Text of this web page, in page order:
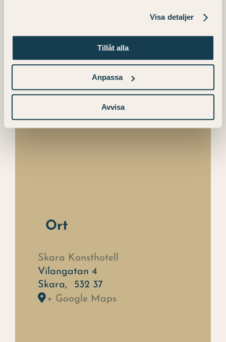
Visa detaljer
Tillåt alla
Anpassa
Avvisa
info.konst@julahotell.se
Ort
Skara Konsthotell
Vilangatan 4
Skara,
532 37
+ Google Maps